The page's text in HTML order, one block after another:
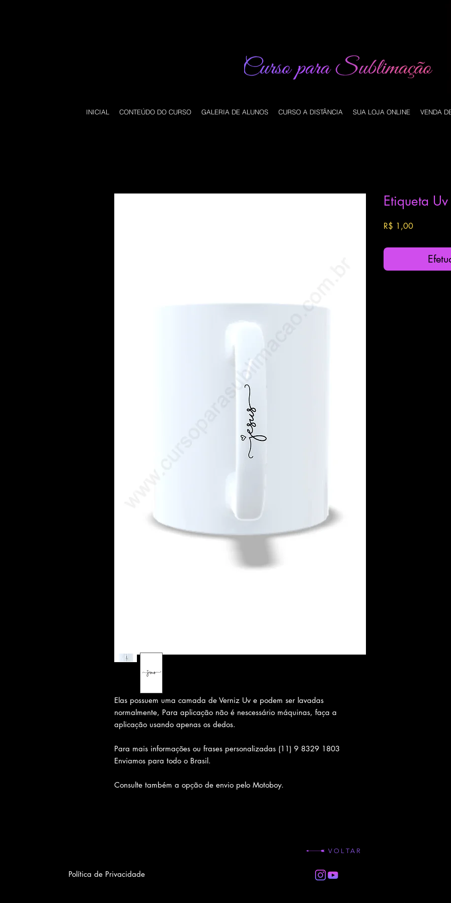
INICIAL CONTEÚDO DO CURSO GALERIA DE ALUNOS CURSO A DISTÂNCIA SUA LOJA ONLINE VENDA
Elas possuem uma camada de Verniz Uv e podem ser lavadas
normalmente, Para aplicação não é nescessário máquinas, faça a
aplicação usando apenas os dedos.
Para mais informações ou frases personalizadas (11) 9 8329 1803
Enviamos para todo o Brasil.
Consulte também a opção de envio pelo Motoboy.
Etiqueta
R$ 1,00Preço
VOLTAR
Política de Privacidade